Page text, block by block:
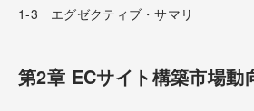
1-3 エグゼクティブ・サマリ
第2章 ECサイト構築市場動